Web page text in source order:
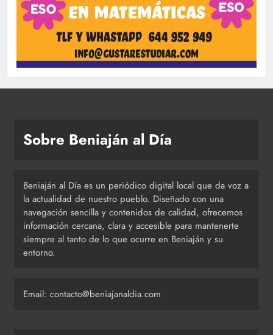
Sobre Beniaján al Día
Beniaján al Día es un periódico digital local que da voz a
la actualidad de nuestro pueblo. Diseñado con una
navegación sencilla y contenidos de calidad, ofrecemos
información cercana, clara y accesible para mantenerte
siempre al tanto de lo que ocurre en Beniaján y su
entorno.
Email: contacto@beniajanaldia.com